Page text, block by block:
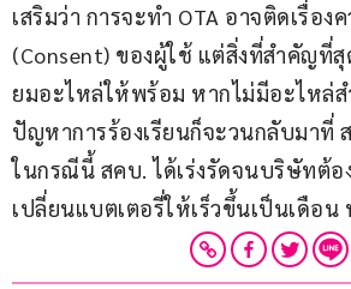
เสริมว่า การจะทำ OTA อาจติดเรื่อง
(Consent) ของผู้ใช้ แต่สิ่งที่สำคัญที่
ยมอะไหล่ให้พร้อม หากไม่มีอะไหล่ส
ปัญหาการร้องเรียนก็จะวนกลับมาที่
ในกรณีนี้ สคบ. ได้เร่งรัดจนบริษัทต้
เปลี่ยนแบตเตอรี่ให้เร็วขึ้นเป็นเดือน